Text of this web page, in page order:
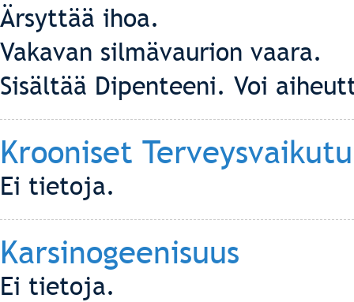
Ärsyttää ihoa.
Vakavan silmävaurion vaara.
Sisältää Dipenteeni. Voi
Krooniset
Ei tietoja.
Karsinogeenisuus
Ei tietoja.